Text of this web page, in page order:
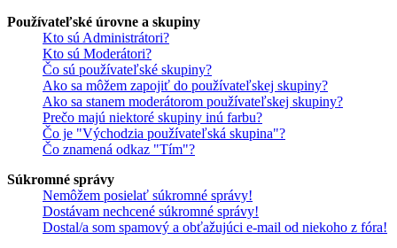
Používateľské úrovne a skupiny
Kto sú Administrátori?
Kto sú Moderátori?
Čo sú používateľské skupiny?
Ako sa môžem zapojiť do používateľskej skupiny?
Ako sa stanem moderátorom používateľskej skupiny?
Prečo majú niektoré skupiny inú farbu?
Čo je "Východzia používateľská skupina"?
Čo znamená odkaz "Tím"?
Súkromné správy
Nemôžem posielať súkromné správy!
Dostávam nechcené súkromné správy!
Dostal/a som spamový a obťažujúci e-mail od niekoho z fóra!